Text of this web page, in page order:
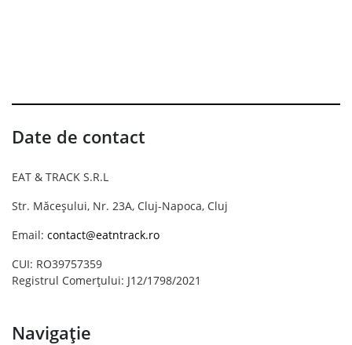
Date de contact
EAT & TRACK S.R.L
Str. Măceșului, Nr. 23A, Cluj-Napoca, Cluj
Email: contact@eatntrack.ro
CUI: RO39757359
Registrul Comerțului: J12/1798/2021
Navigație